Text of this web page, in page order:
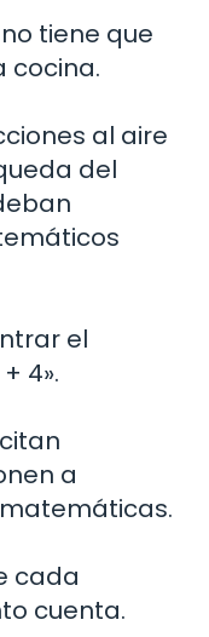
tiene que
cocina.
al aire
del
el
4».
a
cada
cuenta.